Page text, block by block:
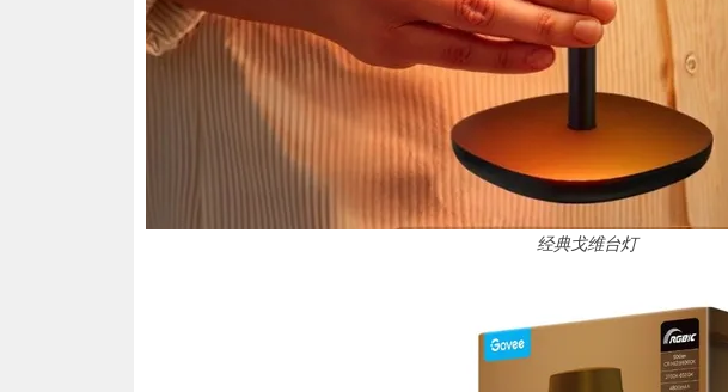
经典戈维台灯